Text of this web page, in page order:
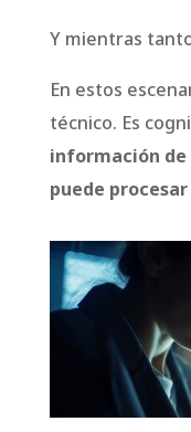
Y mientras
En estos
técnico. Es
información de
puede